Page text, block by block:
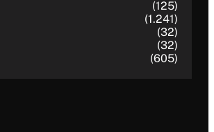
(125)
(1.241)
(32)
(32)
(605)